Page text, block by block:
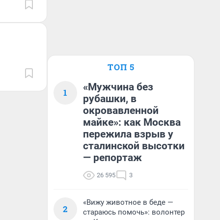
ТОП 5
1
«Мужчина без
рубашки, в
окровавленной
майке»: как Москва
пережила взрыв у
сталинской высотки
— репортаж
26 595 3
2
«Вижу животное в беде —
стараюсь помочь»: волонтер